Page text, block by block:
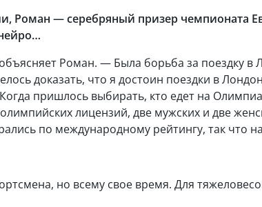
Роман — серебряный призер чемпионата
Роман. — Была борьба за поездку
доказать, что я достоин поездки в
пришлось выбирать, кто едет на
лицензий, две мужских и две
по международному рейтингу, так что
но всему свое время. Для